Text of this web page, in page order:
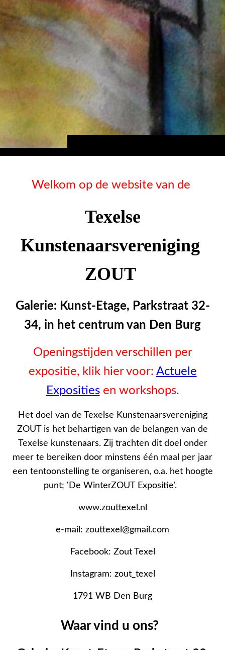
Welkom op de website van de
Texelse
Kunstenaarsvereniging
ZOUT
Galerie: Kunst-Etage, Parkstraat 32-
34, in het centrum van Den Burg
Openingstijden verschillen per
expositie, klik hier voor: Actuele
Expositiesen workshops.
Het doel van de Texelse Kunstenaarsvereniging
ZOUT is het behartigen van de belangen van de
Texelse kunstenaars. Zij trachten dit doel onder
meer te bereiken door minstens één maal per jaar
een tentoonstelling te organiseren, o.a. het hoogte
punt; 'De WinterZOUT Expositie'.
www.zouttexel.nl
e-mail: zouttexel@gmail.com
Facebook: Zout Texel
Instagram: zout_texel
1791 WB Den Burg
Waar vind u ons?